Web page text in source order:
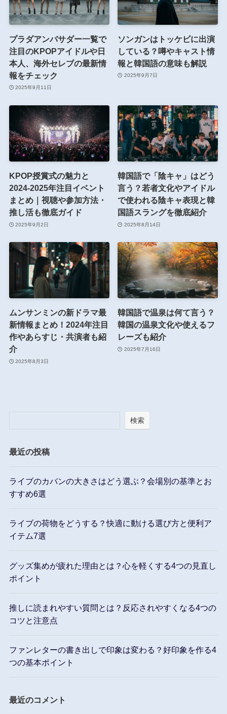
プラダアンバサダー一覧で
注目のKPOPアイドルや日
本人、海外セレブの最新情
報をチェック
2025年9月11日
ソンガンはトッケビに出演
している？噂やキャスト情
報と韓国語の意味も解説
2025年9月7日
KPOP授賞式の魅力と
2024-2025年注目イベント
まとめ｜視聴や参加方法・
推し活も徹底ガイド
2025年9月2日
韓国語で「陰キャ」はどう
言う？若者文化やアイドル
で使われる陰キャ表現と韓
国語スラングを徹底紹介
2025年8月14日
ムンサンミンの新ドラマ最
新情報まとめ！2024年注目
作やあらすじ・共演者も紹
介
2025年8月3日
韓国語で温泉は何て言う？
韓国の温泉文化や使えるフ
レーズも紹介
2025年7月16日
検索
最近の投稿
ライブのカバンの大きさはどう選ぶ？会場別の基準とお
すすめ6選
ライブの荷物をどうする？快適に動ける選び方と便利ア
イテム7選
グッズ集めが疲れた理由とは？心を軽くする4つの見直し
ポイント
推しに読まれやすい質問とは？反応されやすくなる4つの
コツと注意点
ファンレターの書き出しで印象は変わる？好印象を作る4
つの基本ポイント
最近のコメント